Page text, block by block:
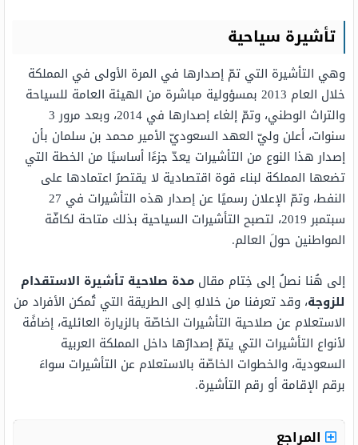
تأشيرة سياحية
وهي التأشيرة التي تمّ إصدارها في المرة الأولى في المملكة
خلال العام 2013 بمسؤولية مباشرة من الهيئة العامة للسياحة
والتراث الوطني، وتمّ إلغاء إصدارها في 2014، وبعد مرور 3
سنوات، أعلن وليّ العهد السعوديّ الأمير محمد بن سلمان بأن
إصدار هذا النوع من التأشيرات يعدّ جزءًا أساسيًا من الخطة التي
تضعها المملكة لبناء قوة اقتصادية لا يقتصرُ اعتمادها على
النفط، وتمّ الإعلان رسميًا عن إصدار هذه التأشيرات في 27
سبتمبر 2019، لتصبح التأشيرات السياحية بذلك متاحة لكافّة
المواطنين حولَ العالم.
إلى هُنا نصلُ إلى خِتام مقال مدة صلاحية تأشيرة الاستقدام
للزوجة، وقد تعرفنا من خلالهِ إلى الطريقة التي تُمكن الأفراد من
الاستعلام عن صلاحية التأشيرات الخاصّة بالزيارة العائلية، إضافًة
لأنواع التأشيرات التي يتمّ إصدارُها داخل المملكة العربية
السعودية، والخطوات الخاصّة بالاستعلام عن التأشيرات سواءَ
برقم الإقامة أو رقم التأشيرة.
المراجع